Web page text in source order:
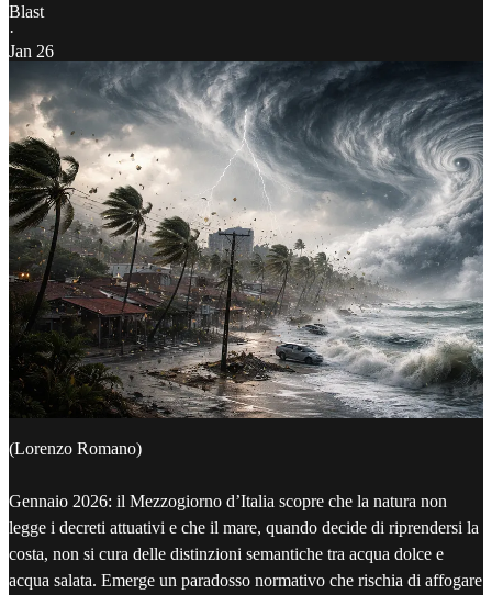
Blast
·
Jan 26
(Lorenzo Romano)
Gennaio 2026: il Mezzogiorno d’Italia scopre che la natura non
legge i decreti attuativi e che il mare, quando decide di riprendersi la
costa, non si cura delle distinzioni semantiche tra acqua dolce e
acqua salata. Emerge un paradosso normativo che rischia di affogare